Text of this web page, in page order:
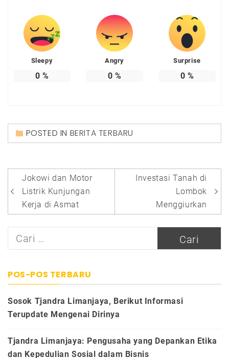
Sleepy
0 %
Angry
0 %
Surprise
0 %
POSTED IN BERITA TERBARU
Navigasi
pos
Jokowi dan Motor
Listrik Kunjungan
Kerja di Asmat
Investasi Tanah di
Lombok
Menggiurkan
Cari
POS-POS TERBARU
Sosok Tjandra Limanjaya, Berikut Informasi
Terupdate Mengenai Dirinya
Tjandra Limanjaya: Pengusaha yang Depankan Etika
dan Kepedulian Sosial dalam Bisnis